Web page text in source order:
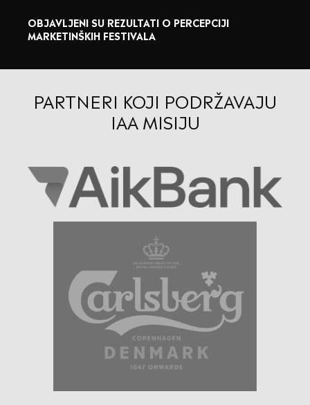
OBJAVLJENI SU REZULTATI O PERCEPCIJI
MARKETINŠKIH FESTIVALA
PARTNERI KOJI PODRŽAVAJU
IAA MISIJU